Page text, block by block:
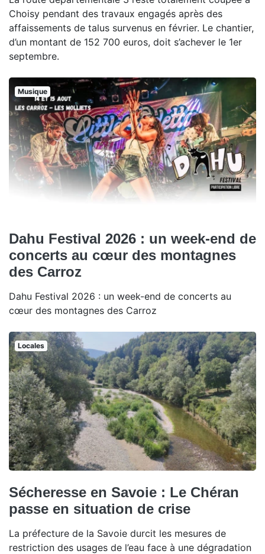
Choisy pendant des travaux engagés après des
affaissements de talus survenus en février. Le chantier,
d’un montant de 152 700 euros, doit s’achever le 1er
septembre.
Musique
Dahu Festival 2026 : un week-end de
concerts au cœur des montagnes
des Carroz
Dahu Festival 2026 : un week-end de concerts au
cœur des montagnes des Carroz
Locales
Sécheresse en Savoie : Le Chéran
passe en situation de crise
La préfecture de la Savoie durcit les mesures de
restriction des usages de l’eau face à une dégradation